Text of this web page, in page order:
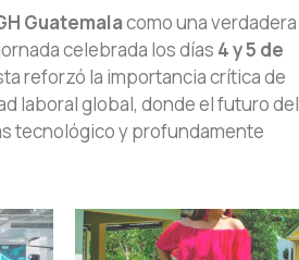
Guatemalacomo una verdadera
celebrada los días 4 y 5 de
reforzó la importancia crítica de
laboral global, donde el futuro del
tecnológico y profundamente